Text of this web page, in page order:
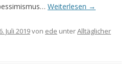
Weiterlesen →
Juli 2019von ede unterAlltäglicher